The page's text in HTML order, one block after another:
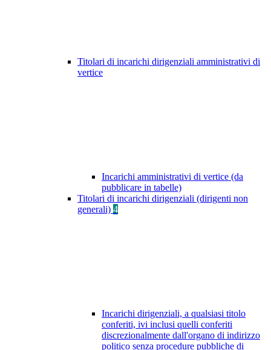
Titolari di incarichi dirigenziali amministrativi di
vertice
Incarichi amministrativi di vertice (da
pubblicare in tabelle)
Titolari di incarichi dirigenziali (dirigenti non
generali) 4
Incarichi dirigenziali, a qualsiasi titolo
conferiti, ivi inclusi quelli conferiti
discrezionalmente dall'organo di indirizzo
politico senza procedure pubbliche di